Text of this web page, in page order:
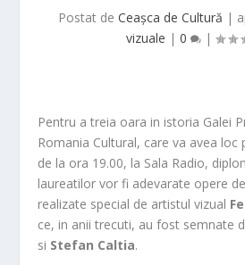
Postat de Ceașca de Cultură |
vizuale | 0 |
Pentru a treia oara in istoria Galei
Romania Cultural, care va avea loc
de la ora 19.00, la Sala Radio,
laureatilor vor fi adevarate opere
realizate special de artistul vizual
ce, in anii trecuti, au fost semnate
si Stefan Caltia.